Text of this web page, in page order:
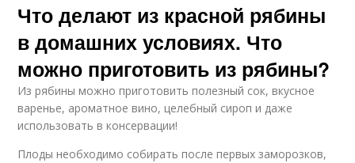
Что делают из красной рябины
в домашних условиях. Что
можно приготовить из рябины?
Из рябины можно приготовить полезный сок, вкусное
варенье, ароматное вино, целебный сироп и даже
использовать в консервации!
Плоды необходимо собирать после первых заморозков,